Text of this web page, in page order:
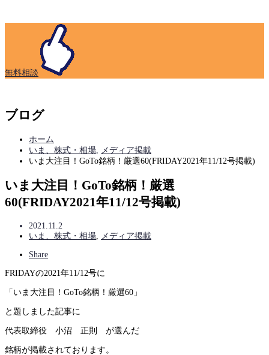
無料相談
ブログ
ホーム
いま、株式・相場
メディア掲載
いま大注目！GoTo銘柄！厳選60(FRIDAY2021年11/12号掲載)
いま大注目！GoTo銘柄！厳選
60(FRIDAY2021年11/12号掲載)
2021.11.2
いま、株式・相場
メディア掲載
Share
FRIDAYの2021年11/12号に
「いま大注目！GoTo銘柄！厳選60」
と題しました記事に
代表取締役 小沼 正則 が選んだ
銘柄が掲載されております。